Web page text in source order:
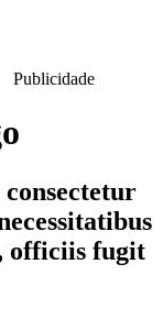
Publicidade
officiis fugit